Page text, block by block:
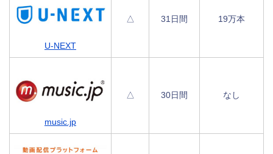
U-NEXT
△ 31日間 19万本
music.jp
△ 30日間 なし